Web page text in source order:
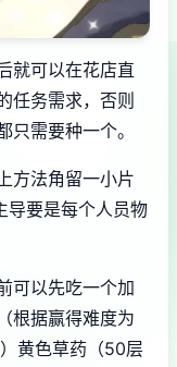
就可以在花店直
任务需求，否则
需要种一个。
方法角留一小片
导要是每个人员物
可以先吃一个加
根据赢得难度为
黄色草药（50层